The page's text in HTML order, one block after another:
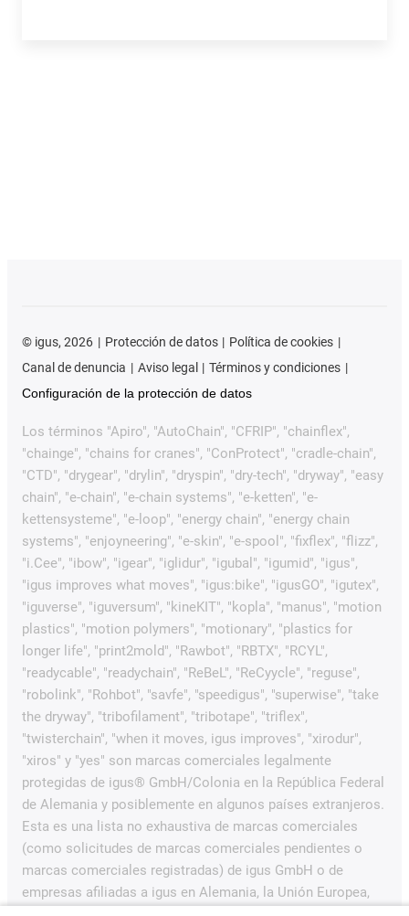
© igus, 2026 Protección de datos
Política de cookies
Canal de denuncia
Aviso legal
Términos y condiciones
Configuración de la protección de datos
Los términos "Apiro", "AutoChain", "CFRIP", "chainflex",
"chainge", "chains for cranes", "ConProtect", "cradle-chain",
"CTD", "drygear", "drylin", "dryspin", "dry-tech", "dryway", "easy
chain", "e-chain", "e-chain systems", "e-ketten", "e-
kettensysteme", "e-loop", "energy chain", "energy chain
systems", "enjoyneering", "e-skin", "e-spool", "fixflex", "flizz",
"i.Cee", "ibow", "igear", "iglidur", "igubal", "igumid", "igus",
"igus improves what moves", "igus:bike", "igusGO", "igutex",
"iguverse", "iguversum", "kineKIT", "kopla", "manus", "motion
plastics", "motion polymers", "motionary", "plastics for
longer life", "print2mold", "Rawbot", "RBTX", "RCYL",
"readycable", "readychain", "ReBeL", "ReCyycle", "reguse",
"robolink", "Rohbot", "savfe", "speedigus", "superwise", "take
the dryway", "tribofilament", "tribotape", "triflex",
"twisterchain", "when it moves, igus improves", "xirodur",
"xiros" y "yes" son marcas comerciales legalmente
protegidas de igus® GmbH/Colonia en la República Federal
de Alemania y posiblemente en algunos países extranjeros.
Esta es una lista no exhaustiva de marcas comerciales
(como solicitudes de marcas comerciales pendientes o
marcas comerciales registradas) de igus GmbH o de
empresas afiliadas a igus en Alemania, la Unión Europea,